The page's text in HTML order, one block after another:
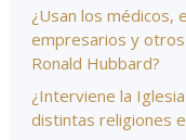
¿Usan los médicos,
empresarios y
Ronald Hubbard?
¿Interviene la
distintas religiones